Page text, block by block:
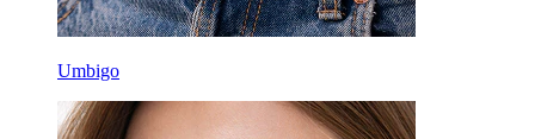
Umbigo